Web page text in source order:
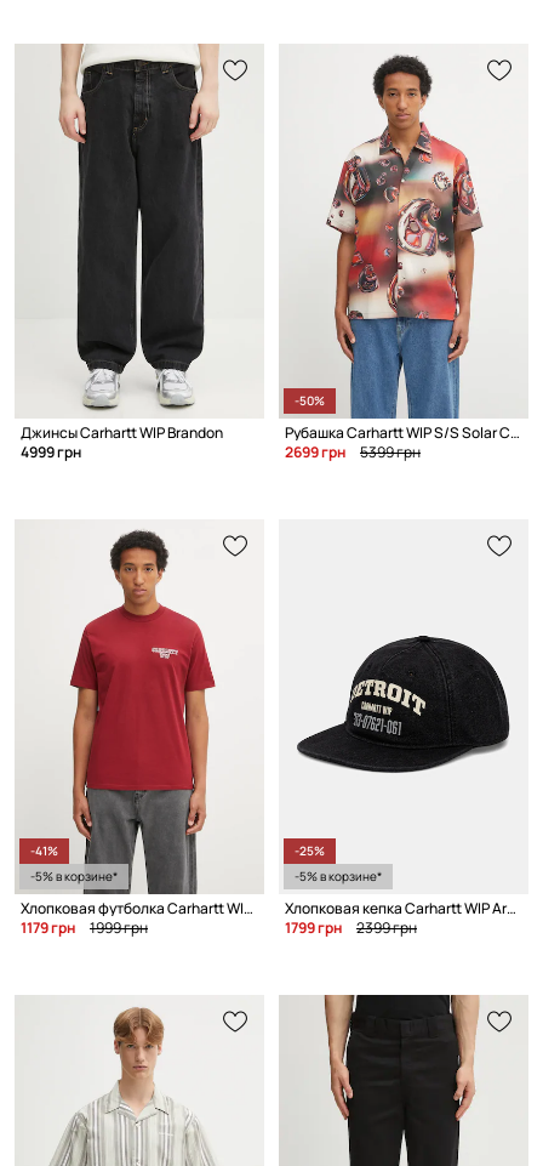
Джинсы Carhartt WIP Brandon
4999 грн
-50%
Рубашка Carhartt WIP S/S Solar Chrome
2699 грн
5399 грн
-41%
-5% в корзине*
Хлопковая футболка Carhartt WIP S/S Alumni
1179 грн
1999 грн
-25%
-5% в корзине*
Хлопковая кепка Carhartt WIP Arcan
1799 грн
2399 грн